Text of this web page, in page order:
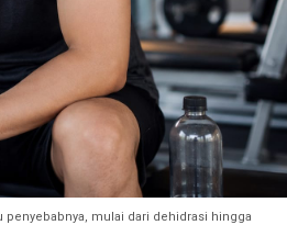
penyebabnya, mulai dari dehidrasi hingga